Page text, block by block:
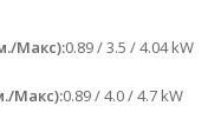
Макс):0.89 / 3.5 / 4.04 kW
Макс):0.89 / 4.0 / 4.7 kW